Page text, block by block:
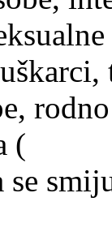
(
se